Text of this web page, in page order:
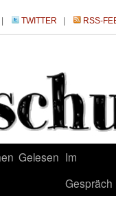
TWITTER RSS-
Gelesen Im
Gespräch